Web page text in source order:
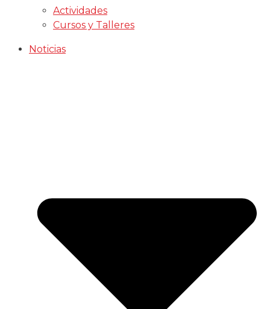
Actividades
Cursos y Talleres
Noticias